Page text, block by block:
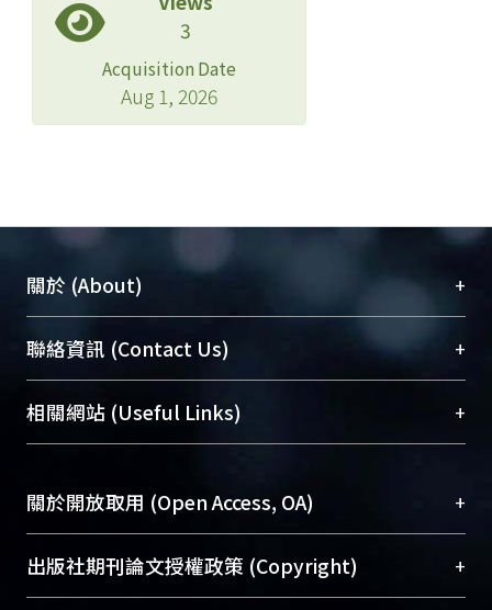
3
Acquisition Date
Aug 1, 2026
關於 (About) +
臺大位居世界頂尖大學之列，為永久珍藏及向國際
展現本校豐碩的研究成果及學術能量，圖書館整合
機構典藏（NTUR）與學術庫（AH）不同功能平
台，成為臺大學術典藏NTU scholars。期能整合研
成果。
To permanently archive and promote researcher
profiles and scholarly works, Library integrates the
services of “NTU Repository” with “Academic
聯絡資訊 (Contact Us) +
總館學科館員(Main Library)
醫學圖書館學科館員(Medical Library)
Sciences Library)
相關網站 (Useful Links) +
關於開放取用 (Open Access, OA) +
開放取用是從使用者角度提升資訊取用性的社會運
動，應用在學術研究上是透過將研究著作公開供使
出版社期刊論文授權政策 (Copyright) +